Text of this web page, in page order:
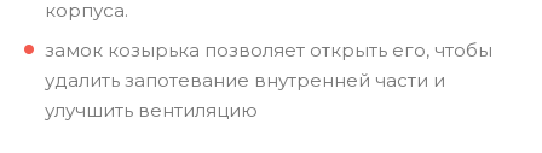
корпуса.
замок козырька позволяет открыть его, чтобы
удалить запотевание внутренней части и
улучшить вентиляцию